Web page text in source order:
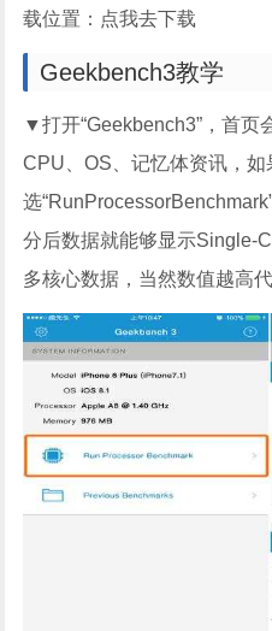
载位置：点我去下载
Geekbench3教学
▼打开“Geekbench3”，首页
CPU、OS、记忆体资讯，
选
分后数据就能够显示Single-
多核心数据，当然数值越高代